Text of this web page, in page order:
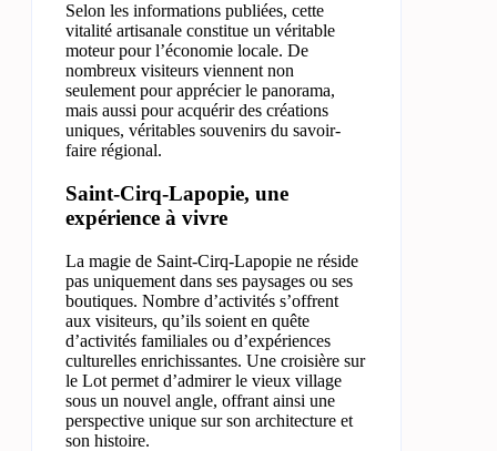
Selon les informations publiées, cette
vitalité artisanale constitue un véritable
moteur pour l’économie locale. De
nombreux visiteurs viennent non
seulement pour apprécier le panorama,
mais aussi pour acquérir des créations
uniques, véritables souvenirs du savoir-
faire régional.
Saint-Cirq-Lapopie, une
expérience à vivre
La magie de Saint-Cirq-Lapopie ne réside
pas uniquement dans ses paysages ou ses
boutiques. Nombre d’activités s’offrent
aux visiteurs, qu’ils soient en quête
d’activités familiales ou d’expériences
culturelles enrichissantes. Une croisière sur
le Lot permet d’admirer le vieux village
sous un nouvel angle, offrant ainsi une
perspective unique sur son architecture et
son histoire.